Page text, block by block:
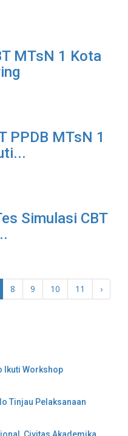
MTsN 1 Kota
PPDB MTsN 1
Simulasi CBT
8 9 10 11 ›
Ikuti Workshop
Tinjau Pelaksanaan